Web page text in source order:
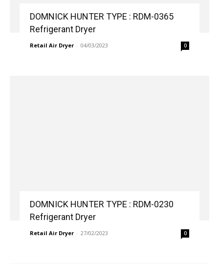
DOMNICK HUNTER TYPE : RDM-0365
Refrigerant Dryer
Retail Air Dryer - 04/03/2023 0
DOMNICK HUNTER TYPE : RDM-0230
Refrigerant Dryer
Retail Air Dryer - 27/02/2023 0